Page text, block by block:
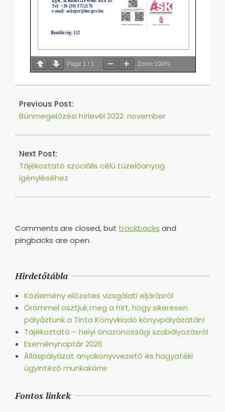
Page 1 / 1 Zoom 100%
2022-
18
Previous Post:
Bűnmegelőzési hírlevél 2022. november
Next Post:
Tájékoztató szociális célú tüzelőanyag
igényléséhez
Comments are closed, but trackbacks and
pingbacks are open.
Hirdetőtábla
Közlemény előzetes vizsgálati eljárásról
Örömmel osztjuk meg a hírt, hogy sikeresen
pályáztunk a Tinta Könyvkiadó könyvpályázatán!
Tájékoztató – helyi önazonossági szabályozásról
Eseménynaptár 2026
Álláspályázat anyakönyvvezető és hagyatéki
ügyintéző munkakörre
Fontos linkek